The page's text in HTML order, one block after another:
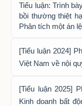
Tiểu luận: Trình
bồi thường thiệt
Phân tích một án
[Tiểu luận 2024]
Việt Nam về nội
[Tiểu luận 2025]
Kinh doanh bất